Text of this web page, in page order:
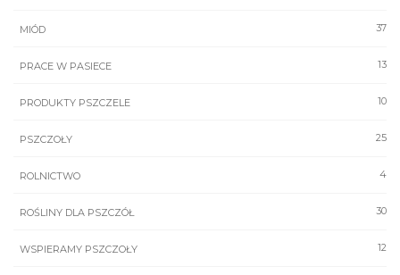
37
MIÓD
13
PRACE W PASIECE
10
PRODUKTY PSZCZELE
25
PSZCZOŁY
4
ROLNICTWO
30
ROŚLINY DLA PSZCZÓŁ
12
WSPIERAMY PSZCZOŁY